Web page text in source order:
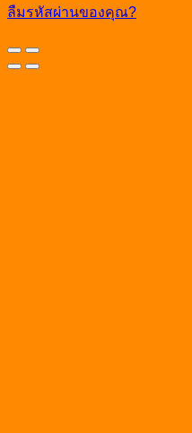
ลืมรหัสผ่านของคุณ?